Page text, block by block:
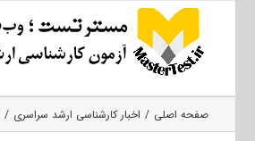
صفحه اصلی اخبار کارشناسی ارشد سراسری